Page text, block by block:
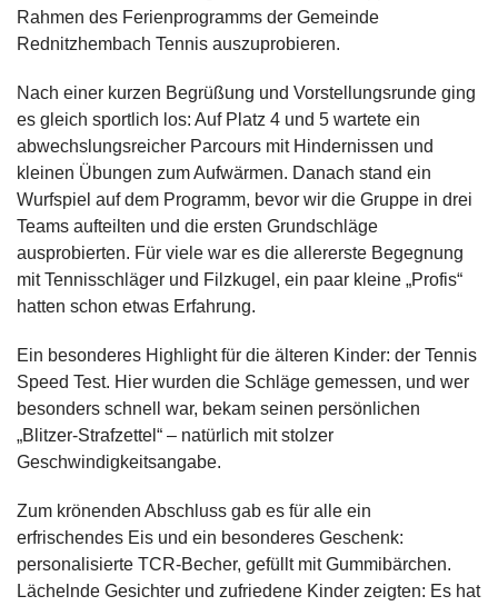
Rahmen des Ferienprogramms der Gemeinde
Rednitzhembach Tennis auszuprobieren.
Nach einer kurzen Begrüßung und Vorstellungsrunde ging
es gleich sportlich los: Auf Platz 4 und 5 wartete ein
abwechslungsreicher Parcours mit Hindernissen und
kleinen Übungen zum Aufwärmen. Danach stand ein
Wurfspiel auf dem Programm, bevor wir die Gruppe in drei
Teams aufteilten und die ersten Grundschläge
ausprobierten. Für viele war es die allererste Begegnung
mit Tennisschläger und Filzkugel, ein paar kleine „Profis“
hatten schon etwas Erfahrung.
Ein besonderes Highlight für die älteren Kinder: der Tennis
Speed Test. Hier wurden die Schläge gemessen, und wer
besonders schnell war, bekam seinen persönlichen
„Blitzer-Strafzettel“ – natürlich mit stolzer
Geschwindigkeitsangabe.
Zum krönenden Abschluss gab es für alle ein
erfrischendes Eis und ein besonderes Geschenk:
personalisierte TCR-Becher, gefüllt mit Gummibärchen.
Lächelnde Gesichter und zufriedene Kinder zeigten: Es hat